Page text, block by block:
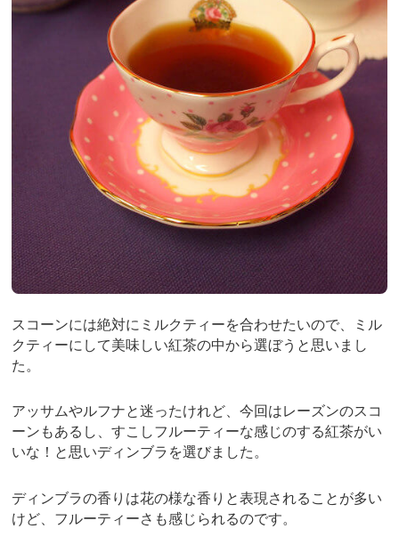
スコーンには絶対にミルクティーを合わせたいので、ミル
クティーにして美味しい紅茶の中から選ぼうと思いまし
た。
アッサムやルフナと迷ったけれど、今回はレーズンのスコ
ーンもあるし、すこしフルーティーな感じのする紅茶がい
いな！と思いディンブラを選びました。
ディンブラの香りは花の様な香りと表現されることが多い
けど、フルーティーさも感じられるのです。